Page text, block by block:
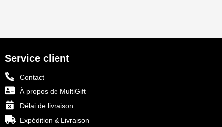
Service client
Contact
À propos de MultiGift
Délai de livraison
Expédition & Livraison